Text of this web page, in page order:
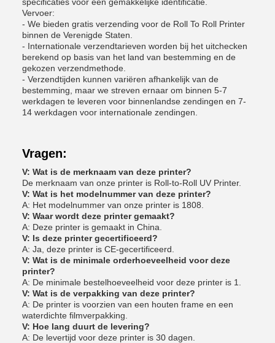
Vervoer:
- We bieden gratis verzending voor de Roll To Roll Printer
binnen de Verenigde Staten.
- Internationale verzendtarieven worden bij het uitchecken
berekend op basis van het land van bestemming en de
gekozen verzendmethode.
- Verzendtijden kunnen variëren afhankelijk van de
bestemming, maar we streven ernaar om binnen 5-7
werkdagen te leveren voor binnenlandse zendingen en 7-
14 werkdagen voor internationale zendingen.
Vragen:
V: Wat is de merknaam van deze printer?
De merknaam van onze printer is Roll-to-Roll UV Printer.
V: Wat is het modelnummer van deze printer?
A: Het modelnummer van onze printer is 1808.
V: Waar wordt deze printer gemaakt?
A: Deze printer is gemaakt in China.
V: Is deze printer gecertificeerd?
A: Ja, deze printer is CE-gecertificeerd.
V: Wat is de minimale orderhoeveelheid voor deze
printer?
A: De minimale bestelhoeveelheid voor deze printer is 1.
V: Wat is de verpakking van deze printer?
A: De printer is voorzien van een houten frame en een
waterdichte filmverpakking.
V: Hoe lang duurt de levering?
A: De levertijd voor deze printer is 30 dagen.